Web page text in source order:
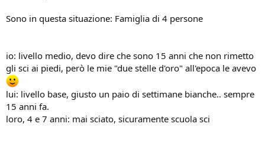
Sono in questa situazione: Famiglia di 4 persone
io: livello medio, devo dire che sono 15 anni che non rimetto
gli sci ai piedi, però le mie "due stelle d'oro" all'epoca le avevo
lui: livello base, giusto un paio di settimane bianche.. sempre
15 anni fa.
loro, 4 e 7 anni: mai sciato, sicuramente scuola sci